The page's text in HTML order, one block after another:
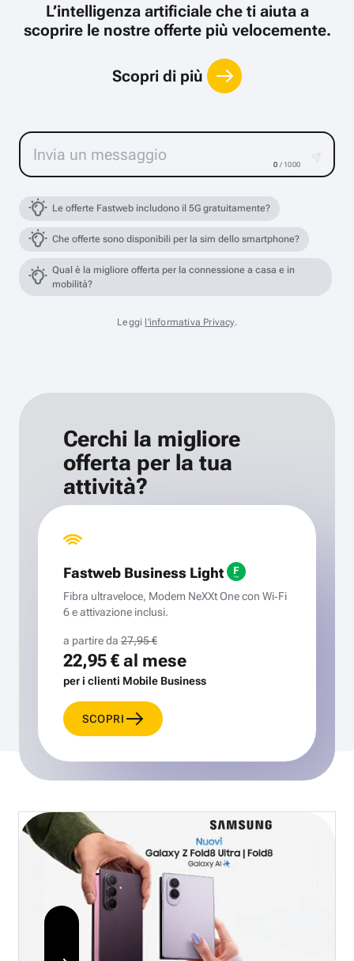
L’intelligenza artificiale che ti aiuta a
scoprire le nostre offerte più velocemente.
Scopri di più
0 / 1000
Le offerte Fastweb includono il 5G gratuitamente?
Che offerte sono disponibili per la sim dello smartphone?
Qual è la migliore offerta per la connessione a casa e in
mobilità?
Leggi l'informativa Privacy.
Cerchi la migliore
offerta per la tua
attività?
Fastweb Business Light
Fibra ultraveloce, Modem NeXXt One con Wi‑Fi
6 e attivazione inclusi.
a partire da 27,95 €
22,95 €al mese
per i clienti Mobile Business
SCOPRI